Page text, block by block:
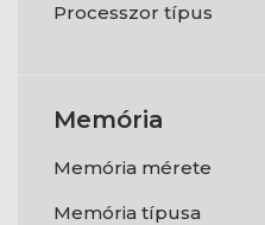
Processzor típus
Memória
Memória mérete
Memória típusa